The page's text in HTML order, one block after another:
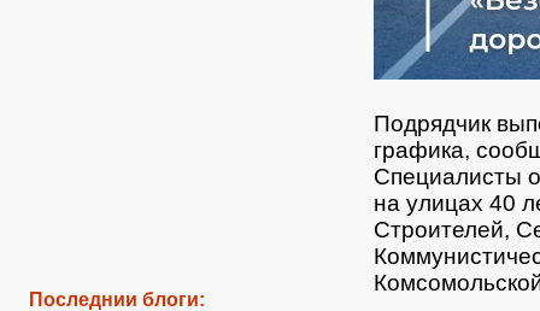
Последнии блоги:
Подрядчик
графика,
Специалисты
на улицах 40
Строителей,